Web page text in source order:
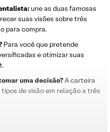
une as duas famosas
suas visões sobre três
para compra.
Para você que pretende
e otimizar suas
uma decisão?A carteira
de visão em relação a três